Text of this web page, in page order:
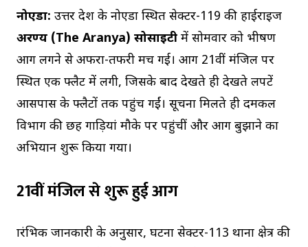
नोएडा: उत्तर प्रदेश के नोएडा स्थित सेक्टर-119 की हाईराइज
अरण्य (The Aranya) सोसाइटी में सोमवार को भीषण
आग लगने से अफरा-तफरी मच गई। आग 21वीं मंजिल पर
स्थित एक फ्लैट में लगी, जिसके बाद देखते ही देखते लपटें
आसपास के फ्लैटों तक पहुंच गईं। सूचना मिलते ही दमकल
विभाग की छह गाड़ियां मौके पर पहुंचीं और आग बुझाने का
अभियान शुरू किया गया।
21वीं मंजिल से शुरू हुई आग
प्रारंभिक जानकारी के अनुसार, घटना सेक्टर-113 थाना क्षेत्र की